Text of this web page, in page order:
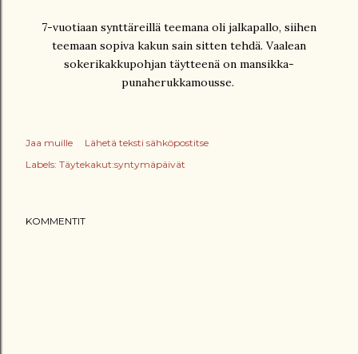
7-vuotiaan synttäreillä teemana oli jalkapallo, siihen
teemaan sopiva kakun sain sitten tehdä. Vaalean
sokerikakkupohjan täytteenä on mansikka-
punaherukkamousse.
Jaa muille
Lähetä teksti sähköpostitse
Labels: Täytekakut:syntymäpäivät
KOMMENTIT